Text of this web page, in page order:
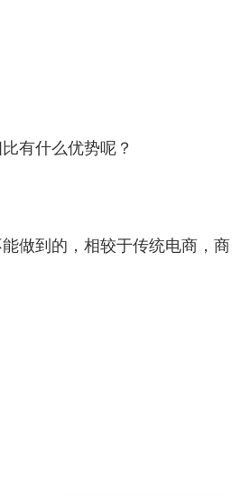
有什么优势呢？
做到的，相较于传统电商，商